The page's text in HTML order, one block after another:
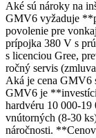
Aké sú nároky na
GMV6 vyžaduje
povolenie pre
prípojka 380 V s
s licenciou Gree,
ročný servis
Aká je cena GMV6
GMV6 je
hardvéru 10 000-19
vnútorných (8-30
náročnosti.